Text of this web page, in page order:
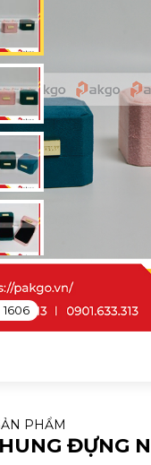
1606
PHẨM
ĐỰNG